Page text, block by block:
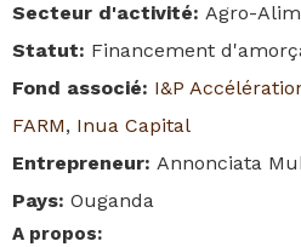
Secteur d'activité: Agro-
Statut: Financement
Fond associé: I&P
FARM, Inua Capital
Entrepreneur: Annonciata
Pays: Ouganda
A propos: